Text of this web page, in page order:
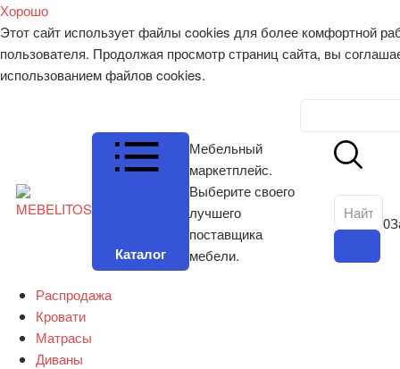
Хорошо
Этот сайт использует файлы cookies для более комфортной
пользователя. Продолжая просмотр страниц сайта, вы
использованием файлов cookies.
Каталог
Мебельный
маркетплейс.
Выберите своего
лучшего
поставщика
мебели.
0
Распродажа
Кровати
Матрасы
Диваны